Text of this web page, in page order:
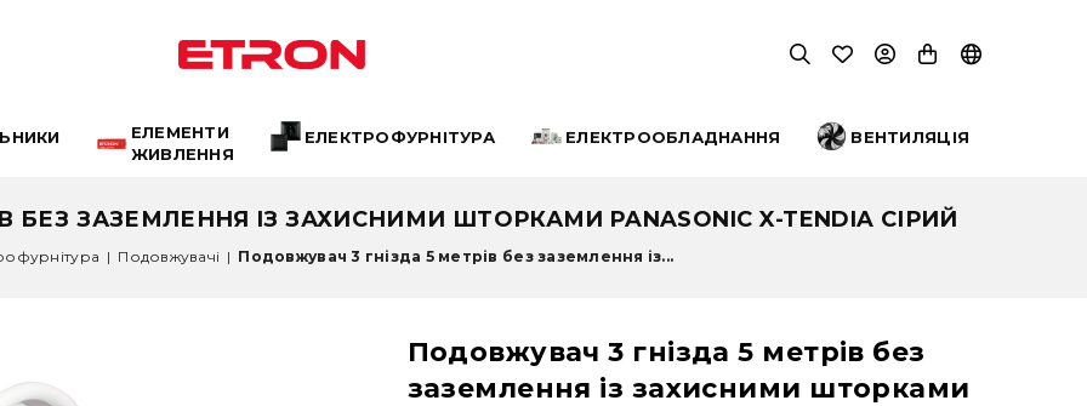
ЕЛЕМЕНТИ
ЖИВЛЕННЯ
ЕЛЕКТРОФУРНІТУРА ЕЛЕКТРООБЛАДНАННЯ ВЕНТИЛЯЦІЯ
ЗАЗЕМЛЕННЯ ІЗ ЗАХИСНИМИ ШТОРКАМИ PANASONIC X-TENDIA СІРИЙ
| Подовжувачі | Подовжувач 3 гнізда 5 метрів без заземлення із...
Подовжувач 3 гнізда 5 метрів без
заземлення із захисними шторками